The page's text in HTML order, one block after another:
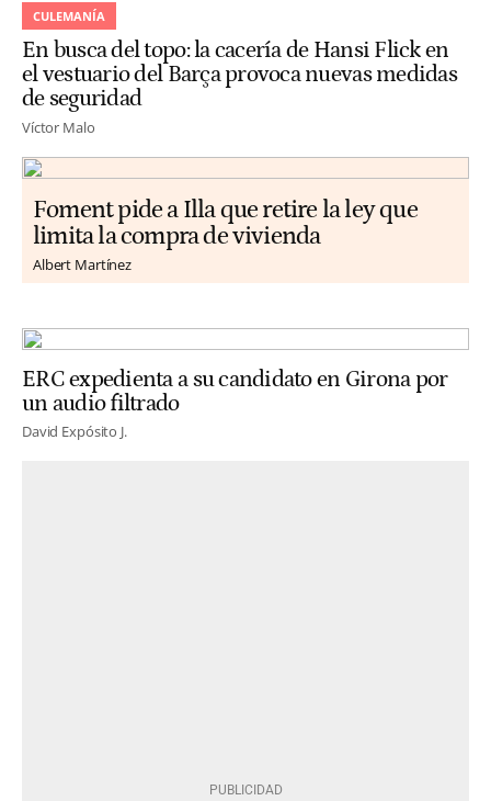
CULEMANÍA
En busca del topo: la cacería de Hansi Flick en
el vestuario del Barça provoca nuevas medidas
de seguridad
Víctor Malo
Foment pide a Illa que retire la ley que
limita la compra de vivienda
Albert Martínez
ERC expedienta a su candidato en Girona por
un audio filtrado
David Expósito J.